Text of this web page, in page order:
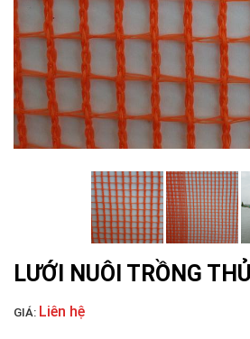
LƯỚI NUÔI TRỒNG
LƯỚI CHẮN CHIM
LƯỚI NUÔI TRỒNG
GIÁ: Liên hệ